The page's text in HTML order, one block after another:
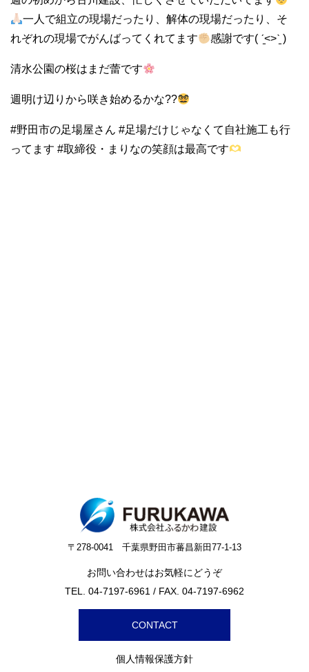
一人で組立の現場だったり、解体の現場だったり、そ
れぞれの現場でがんばってくれてます
感謝です( ˊ̱˂˃ˋ̱ )
清水公園の桜はまだ蕾です
週明け辺りから咲き始めるかな??
#野田市の足場屋さん #足場だけじゃなくて自社施工も行
ってます #取締役・まりなの笑顔は最高です
〒278-0041 千葉県野田市蕃昌新田77-1-13
お問い合わせはお気軽にどうぞ
TEL. 04-7197-6961 / FAX. 04-7197-6962
CONTACT
個人情報保護方針